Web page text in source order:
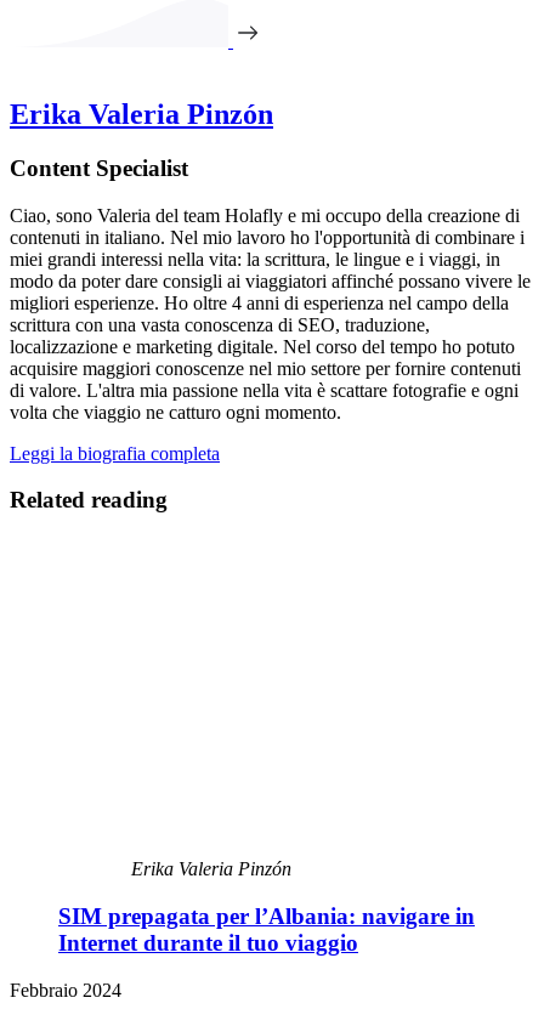
Erika Valeria Pinzón
Content Specialist
Ciao, sono Valeria del team Holafly e mi occupo della creazione di
contenuti in italiano. Nel mio lavoro ho l'opportunità di combinare i
miei grandi interessi nella vita: la scrittura, le lingue e i viaggi, in
modo da poter dare consigli ai viaggiatori affinché possano vivere le
migliori esperienze. Ho oltre 4 anni di esperienza nel campo della
scrittura con una vasta conoscenza di SEO, traduzione,
localizzazione e marketing digitale. Nel corso del tempo ho potuto
acquisire maggiori conoscenze nel mio settore per fornire contenuti
di valore. L'altra mia passione nella vita è scattare fotografie e ogni
volta che viaggio ne catturo ogni momento.
Leggi la biografia completa
Related reading
Erika Valeria Pinzón
SIM prepagata per l’Albania: navigare in
Internet durante il tuo viaggio
Febbraio 2024